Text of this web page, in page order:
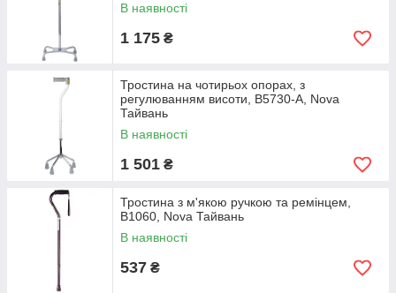
В наявності
1 175 ₴
Тростина на чотирьох опорах, з
регулюванням висоти, B5730-A, Nova
Тайвань
В наявності
1 501 ₴
Тростина з м'якою ручкою та ремінцем,
B1060, Nova Тайвань
В наявності
537 ₴